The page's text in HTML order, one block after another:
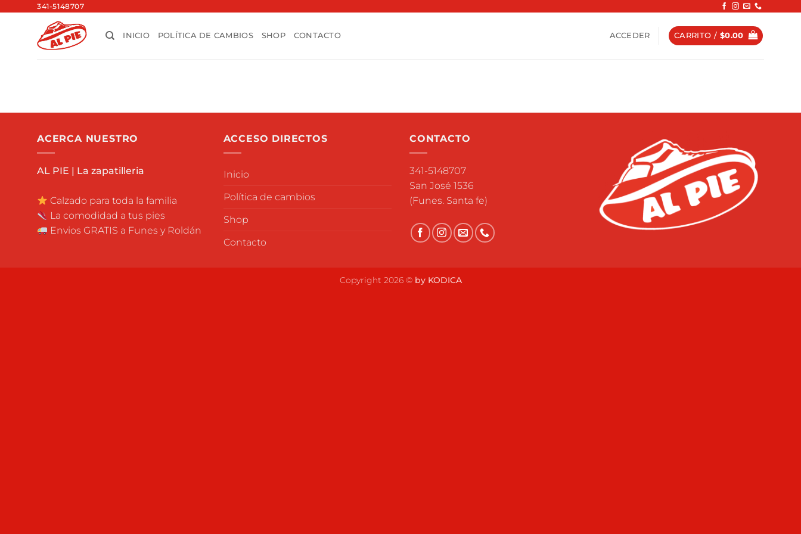
contenido
341-5148707
INICIO POLÍTICA DE CAMBIOS SHOP CONTACTO ACCEDER CARRITO / $0.00
ACERCA NUESTRO
AL PIE | La zapatilleria
Calzado para toda la familia
La comodidad a tus pies
Envios GRATIS a Funes y Roldán
ACCESO DIRECTOS
Inicio
Política de cambios
Shop
Contacto
CONTACTO
341-5148707
San José 1536
(Funes. Santa fe)
Copyright 2026 © by KODICA